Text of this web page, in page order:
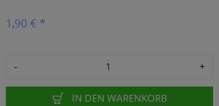
1,90 € *
- +
IN DEN WARENKORB